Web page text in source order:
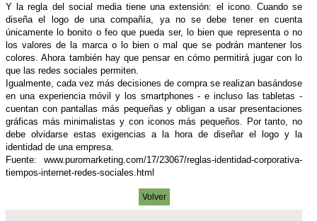
Y la regla del social media tiene una extensión: el icono. Cuando se
diseña el logo de una compañía, ya no se debe tener en cuenta
únicamente lo bonito o feo que pueda ser, lo bien que representa o no
los valores de la marca o lo bien o mal que se podrán mantener los
colores. Ahora también hay que pensar en cómo permitirá jugar con lo
que las redes sociales permiten.
Igualmente, cada vez más decisiones de compra se realizan basándose
en una experiencia móvil y los smartphones - e incluso las tabletas -
cuentan con pantallas más pequeñas y obligan a usar presentaciones
gráficas más minimalistas y con iconos más pequeños. Por tanto, no
debe olvidarse estas exigencias a la hora de diseñar el logo y la
identidad de una empresa.
Fuente: www.puromarketing.com/17/23067/reglas-identidad-corporativa-
tiempos-internet-redes-sociales.html
Volver